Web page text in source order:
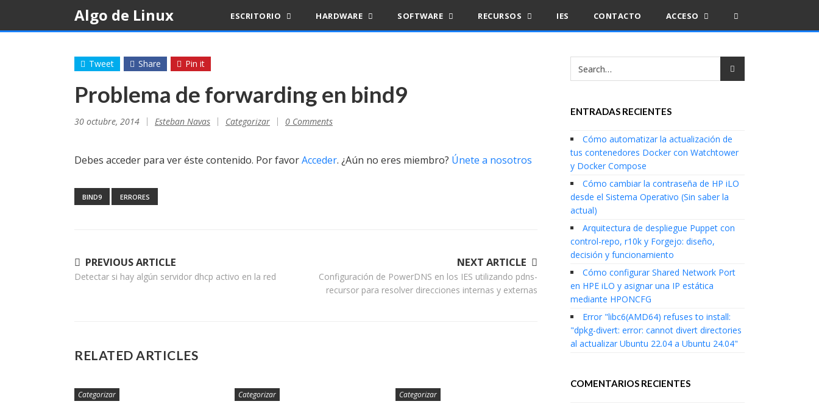
content
Algo de Linux ESCRITORIO HARDWARE SOFTWARE RECURSOS IES CONTACTO ACCESO
Tweet Share Pin it
Problema de forwarding en bind9
30 octubre, 2014 Esteban Navas Categorizar 0 Comments
Debes acceder para ver éste contenido. Por favorAcceder. ¿Aún no eres miembro? Únete a nosotros
BIND9 ERRORES
Navegación
de
NEXT ARTICLE
Configuración de PowerDNS en los IES utilizando pdns-
recursor para resolver direcciones internas y externas
PREVIOUS ARTICLE
Detectar si hay algún servidor dhcp activo en la red
RELATED ARTICLES
Categorizar Categorizar Categorizar
ENTRADAS RECIENTES
Cómo automatizar la actualización de
tus contenedores Docker con Watchtower
y Docker Compose
Cómo cambiar la contraseña de HP iLO
desde el Sistema Operativo (Sin saber la
actual)
Arquitectura de despliegue Puppet con
control-repo, r10k y Forgejo: diseño,
decisión y funcionamiento
Cómo configurar Shared Network Port
en HPE iLO y asignar una IP estática
mediante HPONCFG
Error "libc6(AMD64) refuses to install:
"dpkg-divert: error: cannot divert directories
al actualizar Ubuntu 22.04 a Ubuntu 24.04"
COMENTARIOS RECIENTES